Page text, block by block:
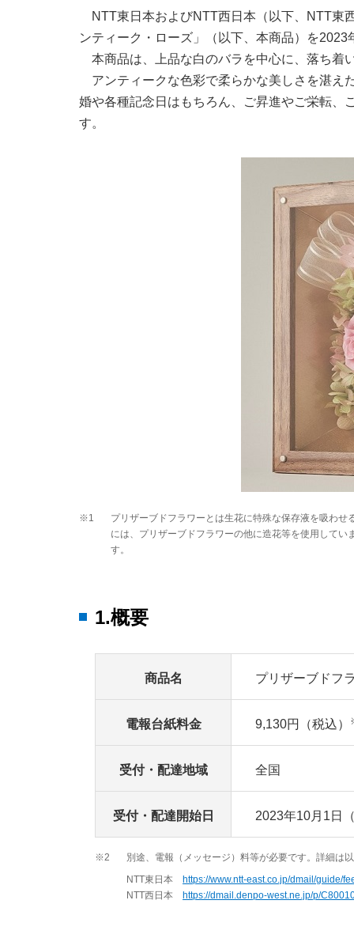
NTT東日本およびNTT西日本（以下、NTT東
ンティーク・ローズ」（以下、本商品）を
本商品は、上品な白のバラを中心に、落ち着
アンティークな色彩で柔らかな美しさを湛え
婚や各種記念日はもちろん、ご昇進やご栄転、
す。
※1
プリザーブドフラワーとは生花に特殊な保存液を吸わ
には、プリザーブドフラワーの他に造花等を使用して
す。
1.概要
商品名 プリザーブドフ
電報台紙料金 9,130円（税込）
受付・配達地域 全国
受付・配達開始日 2023年10月1日
※2
別途、電報（メッセージ）料等が必要です。詳細は
NTT東日本 https://www.ntt-east.co.jp/dmail/guide/
NTT西日本 https://dmail.denpo-west.ne.jp/p/